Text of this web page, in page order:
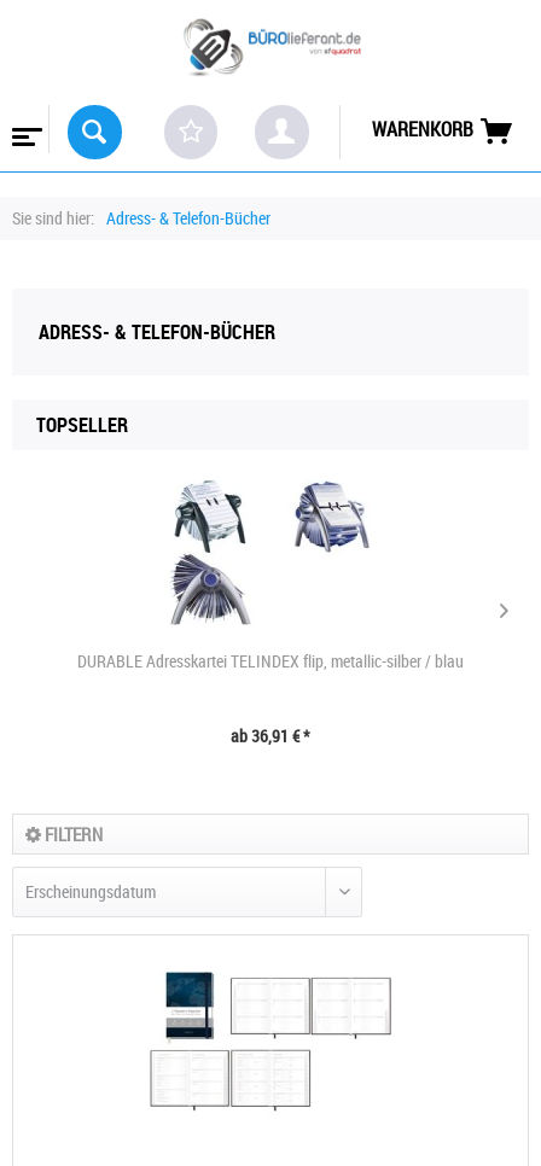
WARENKORB
Sie sind hier: Adress- & Telefon-Bücher
ADRESS- & TELEFON-BÜCHER
TOPSELLER
DURABLE Adresskartei TELINDEX flip, metallic-silber / blau
ab 36,91 € *
FILTERN